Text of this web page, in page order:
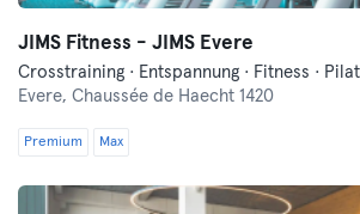
JIMS Fitness - JIMS Evere
Crosstraining · Entspannung · Fitness ·
Evere, Chaussée de Haecht 1420
Premium Max